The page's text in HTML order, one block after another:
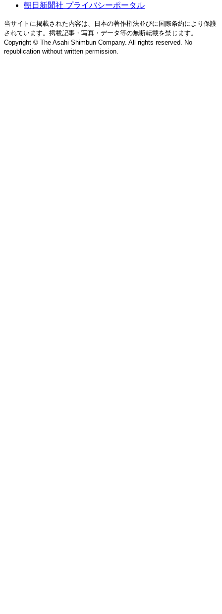
朝日新聞社 プライバシーポータル
当サイトに掲載された内容は、日本の著作権法並びに国際条約により保護
されています。掲載記事・写真・データ等の無断転載を禁じます。
Copyright © The Asahi Shimbun Company. All rights reserved. No
republication without written permission.